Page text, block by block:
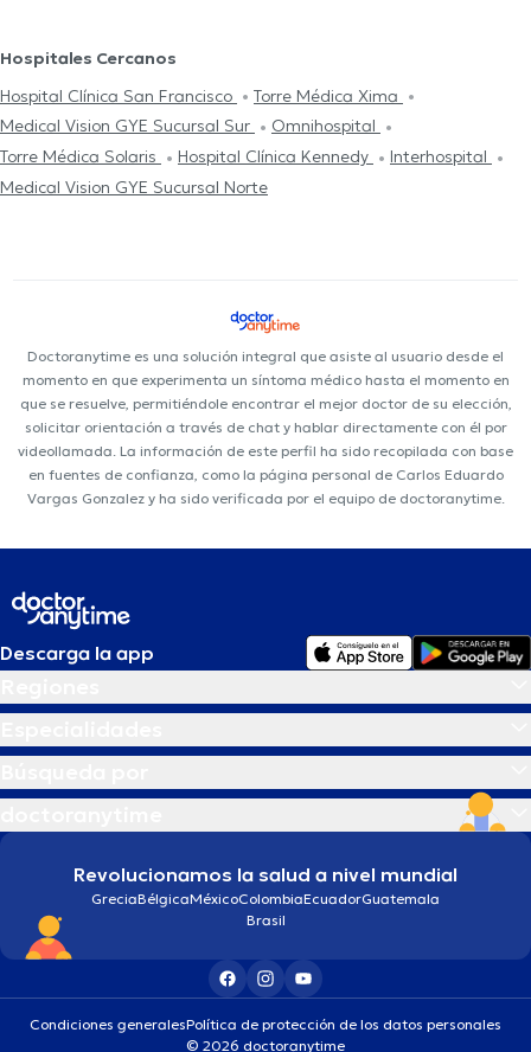
Hospitales Cercanos
Hospital Clínica San Francisco
Torre Médica Xima
Medical Vision GYE Sucursal Sur
Omnihospital
Torre Médica Solaris
Hospital Clínica Kennedy
Interhospital
Medical Vision GYE Sucursal Norte
Doctoranytime es una solución integral que asiste al usuario desde el
momento en que experimenta un síntoma médico hasta el momento en
que se resuelve, permitiéndole encontrar el mejor doctor de su elección,
solicitar orientación a través de chat y hablar directamente con él por
videollamada. La información de este perfil ha sido recopilada con base
en fuentes de confianza, como la página personal de Carlos Eduardo
Vargas Gonzalez y ha sido verificada por el equipo de doctoranytime.
Descarga la app
Revolucionamos la salud a nivel mundial
GreciaBélgicaMéxicoColombiaEcuadorGuatemala
Brasil
Condiciones generalesPolítica de protección de los datos personales
© 2026 doctoranytime